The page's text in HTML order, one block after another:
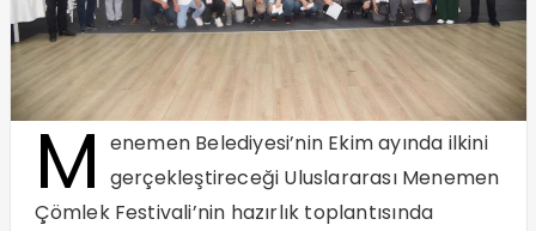
M enemen Belediyesi’nin Ekim ayında ilkini
gerçekleştireceği Uluslararası Menemen
Çömlek Festivali’nin hazırlık toplantısında